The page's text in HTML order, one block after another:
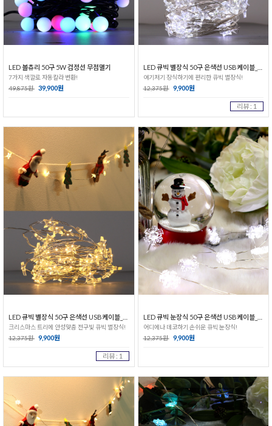
LED 볼츄리 50구 5W 검정선 무점멸기
7가지 색깔로 자동칼라 변환!
49,875원 39,900원
여기저기 장식하기에 편리한 큐빅 별장식!
12,375원 9,900원
리뷰 : 1
크리스마스 트리에 안성맞춤 전구빛 큐빅 별장식!
12,375원 9,900원
리뷰 : 1
어디에나 데코하기 손쉬운 큐빅 눈장식!
12,375원 9,900원